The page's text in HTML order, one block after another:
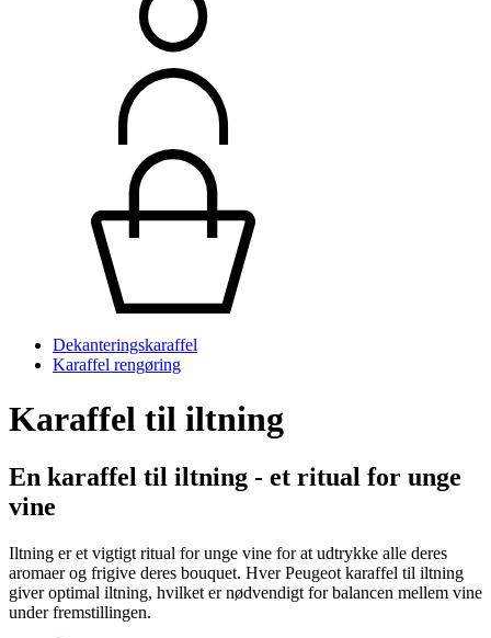
Dekanteringskaraffel
Karaffel rengøring
Karaffel til iltning
En karaffel til iltning - et ritual for unge
vine
Iltning er et vigtigt ritual for unge vine for at udtrykke alle deres
aromaer og frigive deres bouquet. Hver Peugeot karaffel til iltning
giver optimal iltning, hvilket er nødvendigt for balancen mellem vine
under fremstillingen.